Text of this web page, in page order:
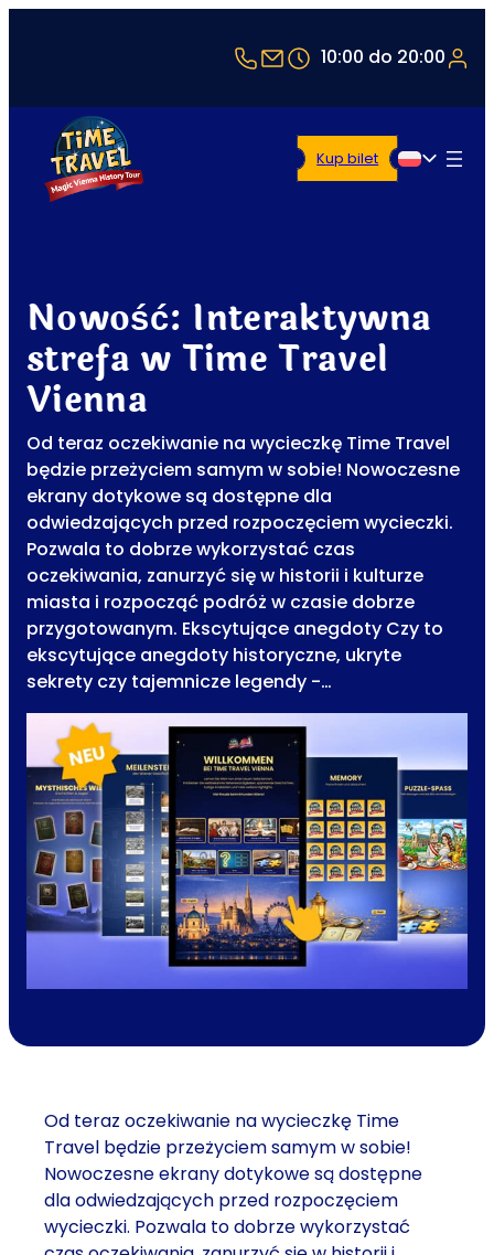
+43 1 5321514
office@timetravel-
10:00 do 20:00
Polski
Kup bilet
Nowość: Interaktywna
strefa w Time Travel
Vienna
Od teraz oczekiwanie na wycieczkę Time Travel
będzie przeżyciem samym w sobie! Nowoczesne
ekrany dotykowe są dostępne dla
odwiedzających przed rozpoczęciem wycieczki.
Pozwala to dobrze wykorzystać czas
oczekiwania, zanurzyć się w historii i kulturze
miasta i rozpocząć podróż w czasie dobrze
przygotowanym. Ekscytujące anegdoty Czy to
ekscytujące anegdoty historyczne, ukryte
sekrety czy tajemnicze legendy -…
Od teraz oczekiwanie na wycieczkę Time
Travel będzie przeżyciem samym w sobie!
Nowoczesne ekrany dotykowe są dostępne
dla odwiedzających przed rozpoczęciem
wycieczki. Pozwala to dobrze wykorzystać